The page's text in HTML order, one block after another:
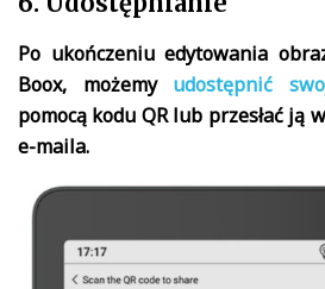
Po ukończeniu edytowania
Boox, możemy udostępnić
pomocą kodu QR lub przesłać ją
e-maila.